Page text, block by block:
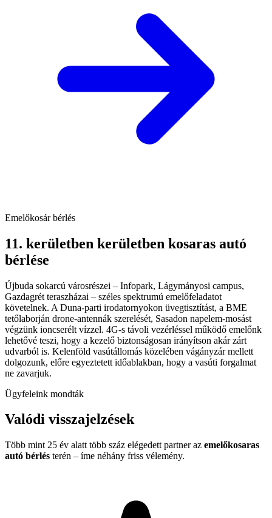
Emelőkosár bérlés
11. kerületben kerületben kosaras autó
bérlése
Újbuda sokarcú városrészei – Infopark, Lágymányosi campus,
Gazdagrét teraszházai – széles spektrumú emelőfeladatot
követelnek. A Duna-parti irodatornyokon üvegtisztítást, a BME
tetőlaborján drone-antennák szerelését, Sasadon napelem-mosást
végzünk ioncserélt vízzel. 4G-s távoli vezérléssel működő emelőnk
lehetővé teszi, hogy a kezelő biztonságosan irányítson akár zárt
udvarból is. Kelenföld vasútállomás közelében vágányzár mellett
dolgozunk, előre egyeztetett időablakban, hogy a vasúti forgalmat
ne zavarjuk.
Ügyfeleink mondták
Valódi visszajelzések
Több mint 25 év alatt több száz elégedett partner az emelőkosaras
autó bérlés terén – íme néhány friss vélemény.